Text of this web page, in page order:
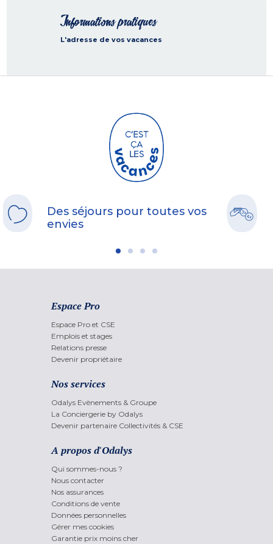
Informations pratiques
L'adresse de vos vacances
Des séjours pour toutes vos
envies
Espace Pro
Espace Pro et CSE
Emplois et stages
Relations presse
Devenir propriétaire
Nos services
Odalys Evènements & Groupe
La Conciergerie by Odalys
Devenir partenaire Collectivités & CSE
A propos d'Odalys
Qui sommes-nous ?
Nous contacter
Nos assurances
Conditions de vente
Données personnelles
Gérer mes cookies
Garantie prix moins cher